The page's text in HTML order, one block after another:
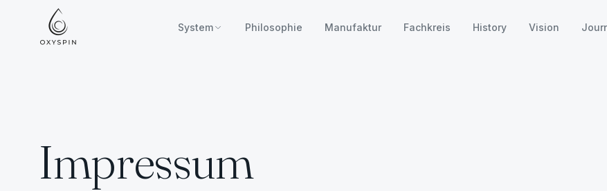
Zum Inhalt springen
System Philosophie Manufaktur Fachkreis History Vision
Impressum